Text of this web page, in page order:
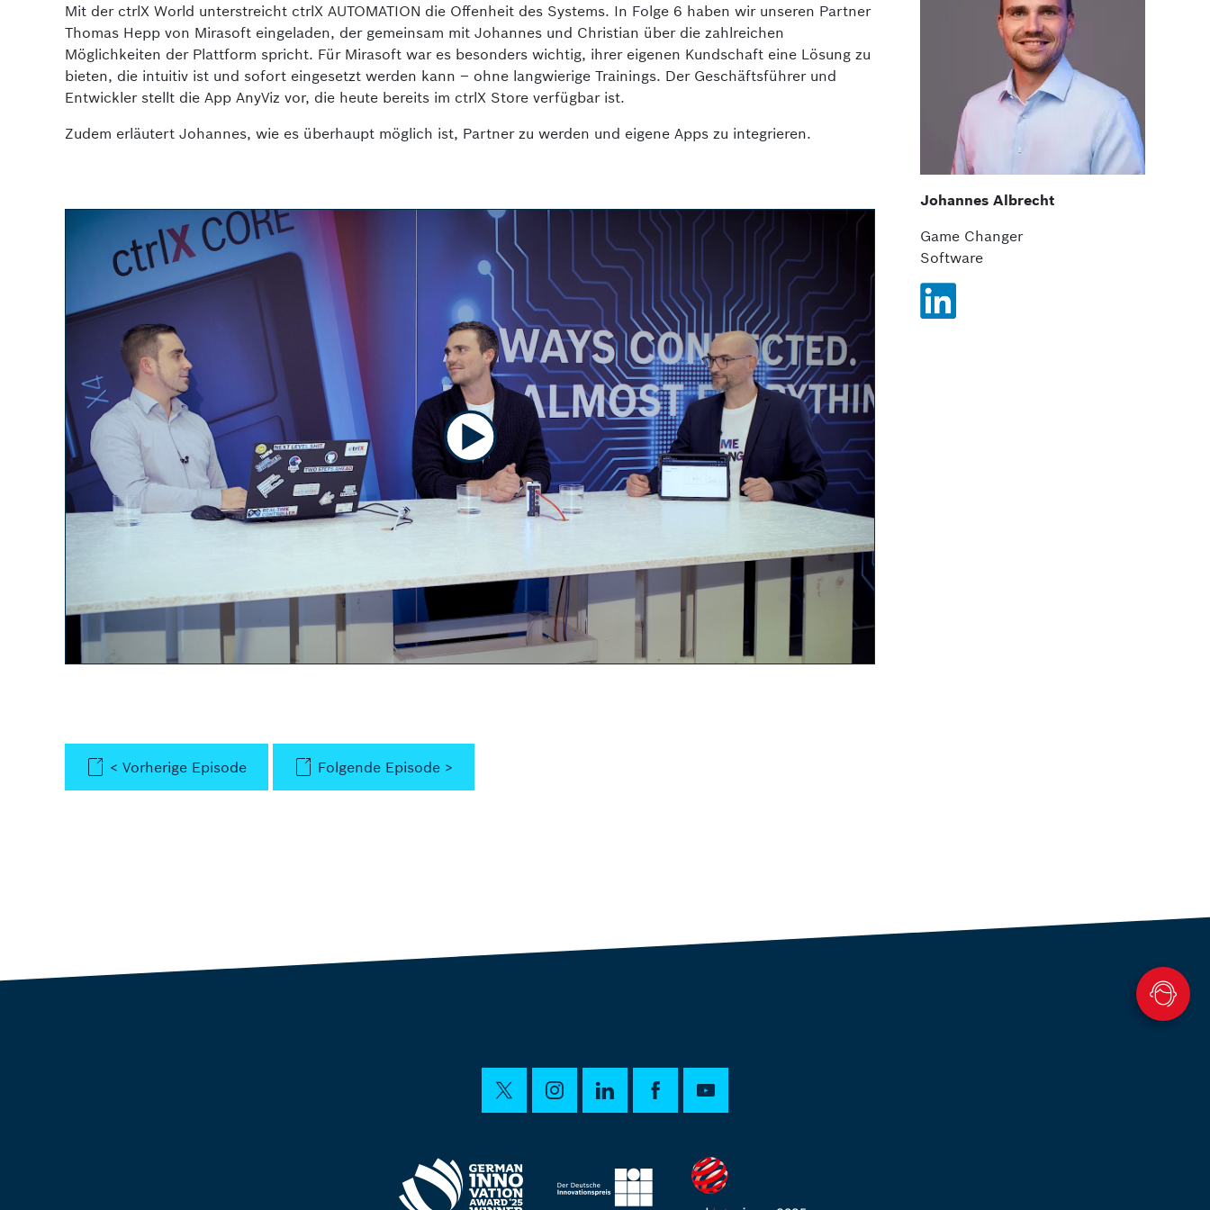
Mit der ctrlX World unterstreicht ctrlX AUTOMATION die Offenheit des Systems. In Folge 6 haben wir unseren Partner
Thomas Hepp von Mirasoft eingeladen, der gemeinsam mit Johannes und Christian über die zahlreichen
Möglichkeiten der Plattform spricht. Für Mirasoft war es besonders wichtig, ihrer eigenen Kundschaft eine Lösung zu
bieten, die intuitiv ist und sofort eingesetzt werden kann – ohne langwierige Trainings. Der Geschäftsführer und
Entwickler stellt die App AnyViz vor, die heute bereits im ctrlX Store verfügbar ist.
Zudem erläutert Johannes, wie es überhaupt möglich ist, Partner zu werden und eigene Apps zu integrieren.
Johannes Albrecht
Game Changer
Software
< Vorherige Episode Folgende Episode >